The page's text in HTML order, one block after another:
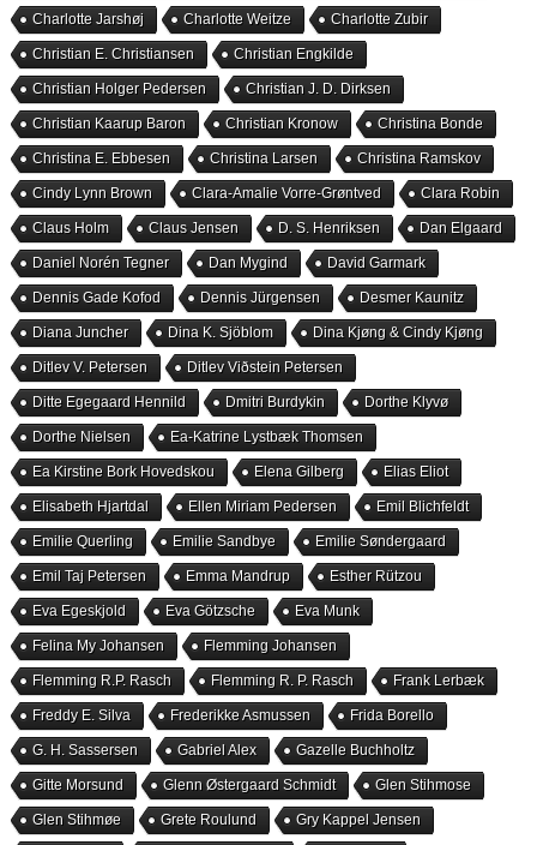
Charlotte Jarshøj Charlotte Weitze Charlotte Zubir
Christian E. Christiansen Christian Engkilde
Christian Holger Pedersen Christian J. D. Dirksen
Christian Kaarup Baron Christian Kronow Christina Bonde
Christina E. Ebbesen Christina Larsen Christina Ramskov
Cindy Lynn Brown Clara-Amalie Vorre-Grøntved Clara Robin
Claus Holm Claus Jensen D. S. Henriksen Dan Elgaard
Daniel Norén Tegner Dan Mygind David Garmark
Dennis Gade Kofod Dennis Jürgensen Desmer Kaunitz
Diana Juncher Dina K. Sjöblom Dina Kjøng & Cindy Kjøng
Ditlev V. Petersen Ditlev Viðstein Petersen
Ditte Egegaard Hennild Dmitri Burdykin Dorthe Klyvø
Dorthe Nielsen Ea-Katrine Lystbæk Thomsen
Ea Kirstine Bork Hovedskou Elena Gilberg Elias Eliot
Elisabeth Hjartdal Ellen Miriam Pedersen Emil Blichfeldt
Emilie Querling Emilie Sandbye Emilie Søndergaard
Emil Taj Petersen Emma Mandrup Esther Rützou
Eva Egeskjold Eva Götzsche Eva Munk
Felina My Johansen Flemming Johansen
Flemming R.P. Rasch Flemming R. P. Rasch Frank Lerbæk
Freddy E. Silva Frederikke Asmussen Frida Borello
G. H. Sassersen Gabriel Alex Gazelle Buchholtz
Gitte Morsund Glenn Østergaard Schmidt Glen Stihmose
Glen Stihmøe Grete Roulund Gry Kappel Jensen